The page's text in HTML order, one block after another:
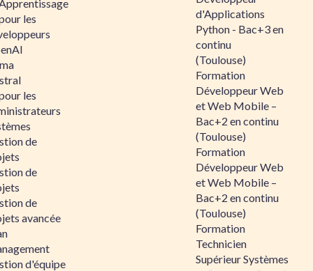
les
les
de
de
de
avancée
d'équipe
d'Applications
Python - Bac+3 en
continu
(Toulouse)
Formation
Développeur Web
et Web Mobile –
Bac+2 en continu
(Toulouse)
Formation
Développeur Web
et Web Mobile –
Bac+2 en continu
(Toulouse)
Formation
Technicien
Supérieur Systèmes